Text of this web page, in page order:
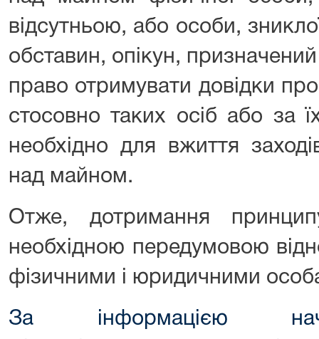
відсутньою, або особи,
обставин, опікун,
право отримувати довідки про
стосовно таких осіб або за
необхідно для вжиття
над майном.
Отже, дотримання
необхідною передумовою
фізичними і юридичними
За інформацією